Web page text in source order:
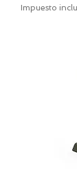
Impuesto